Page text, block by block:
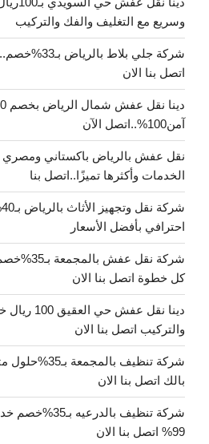
وسريع مع التغليف والفك والتركيب
شركة جلي بلاط
اتصل بنا الان
آمن100%..اتصل الآن
الخدمات وأكثرها تميزًا..اتصل بنا
احترافي بأفضل الأسعار
شركة نقل
كل خطوة اتصل بنا الان
دينا نقل
والتركيب اتصل بنا الان
شركة تنظيف
بالك اتصل بنا الان
شركة تنظيف
99% اتصل بنا الان